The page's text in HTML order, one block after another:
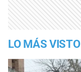
LO MÁS VISTO